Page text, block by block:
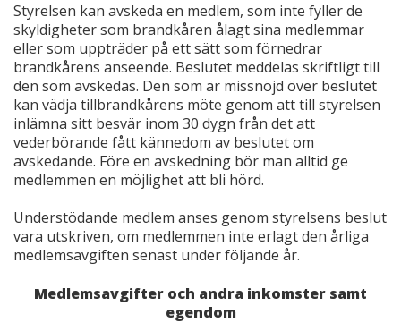
Styrelsen kan avskeda en medlem, som inte fyller de
skyldigheter som brandkåren ålagt sina medlemmar
eller som uppträder på ett sätt som förnedrar
brandkårens anseende. Beslutet meddelas skriftligt till
den som avskedas. Den som är missnöjd över beslutet
kan vädja tillbrandkårens möte genom att till styrelsen
inlämna sitt besvär inom 30 dygn från det att
vederbörande fått kännedom av beslutet om
avskedande. Före en avskedning bör man alltid ge
medlemmen en möjlighet att bli hörd.
Understödande medlem anses genom styrelsens beslut
vara utskriven, om medlemmen inte erlagt den årliga
medlemsavgiften senast under följande år.
Medlemsavgifter och andra inkomster samt
egendom